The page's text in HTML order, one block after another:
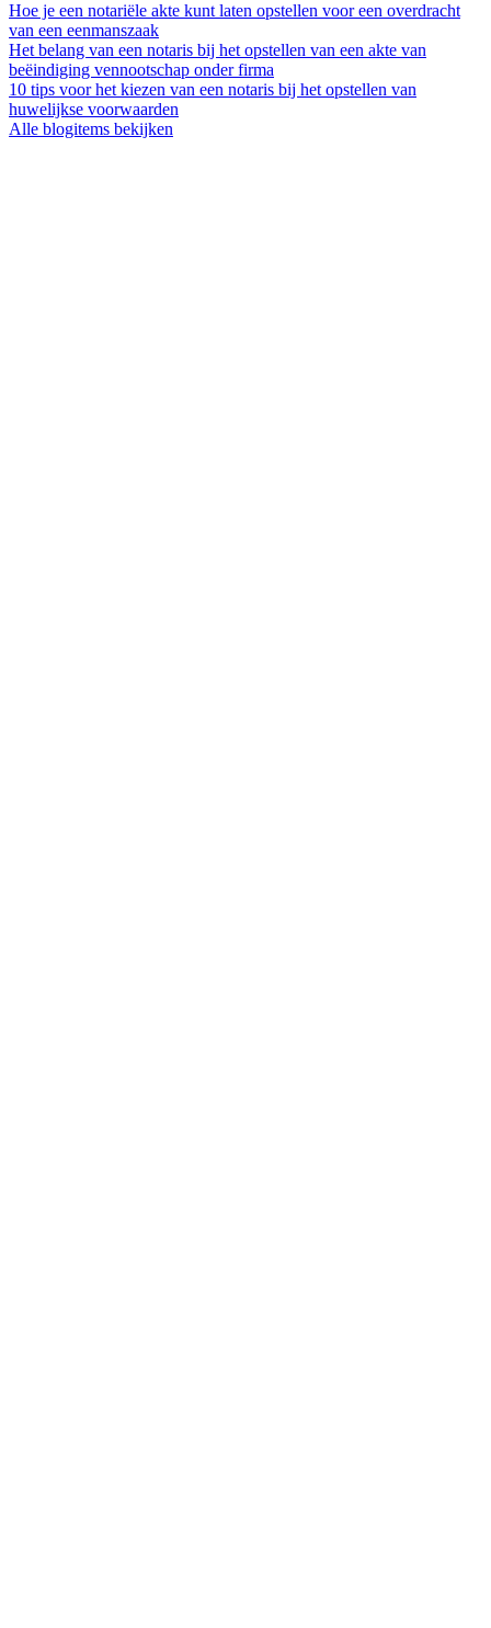
Hoe je een notariële akte kunt laten opstellen voor een overdracht
van een eenmanszaak
Het belang van een notaris bij het opstellen van een akte van
beëindiging vennootschap onder firma
10 tips voor het kiezen van een notaris bij het opstellen van
huwelijkse voorwaarden
Alle blogitems bekijken